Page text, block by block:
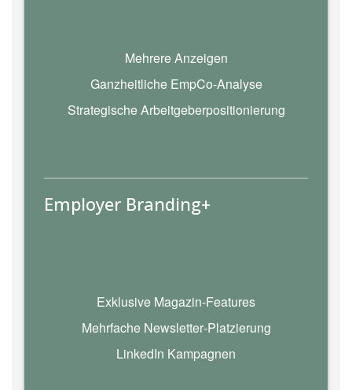
Mehrere Anzeigen
Ganzheitliche EmpCo‑Analyse
Strategische Arbeitgeberpositionierung
Employer Branding+
Exklusive Magazin‑Features
Mehrfache Newsletter‑Platzierung
LinkedIn Kampagnen